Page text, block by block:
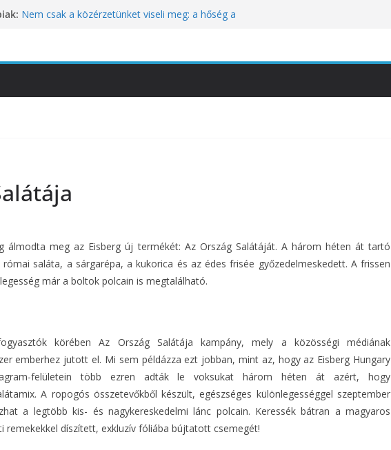
Nem csak a közérzetünket viseli meg: a hőség a
Déli Part Gasztronómiai Sajtóesemény
álmodta meg az Eisberg új termékét: Az Ország Salátáját. A három héten át tartó
saláta, a sárgarépa, a kukorica és az édes frisée győzedelmeskedett. A frissen
már a boltok polcain is megtalálható.
körében Az Ország Salátája kampány, mely a közösségi médiának
emberhez jutott el. Mi sem példázza ezt jobban, mint az, hogy az Eisberg Hungary
felületein több ezren adták le voksukat három héten át azért, hogy
A ropogós összetevőkből készült, egészséges különlegességgel szeptember
a legtöbb kis- és nagykereskedelmi lánc polcain. Keressék bátran a magyaros
remekekkel díszített, exkluzív fóliába bújtatott csemegét!